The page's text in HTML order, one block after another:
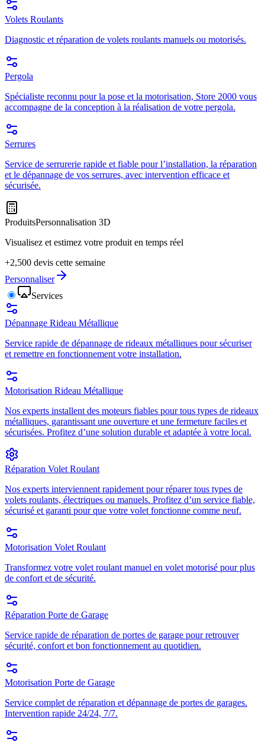
Volets Roulants
Diagnostic et réparation de volets roulants manuels ou motorisés.
Pergola
Spécialiste reconnu pour la pose et la motorisation, Store 2000 vous
accompagne de la conception à la réalisation de votre pergola.
Serrures
Service de serrurerie rapide et fiable pour l’installation, la réparation
et le dépannage de vos serrures, avec intervention efficace et
sécurisée.
ProduitsPersonnalisation 3D
Visualisez et estimez votre produit en temps réel
+2,500 devis cette semaine
Personnaliser
Services
Dépannage Rideau Métallique
Service rapide de dépannage de rideaux métalliques pour sécuriser
et remettre en fonctionnement votre installation.
Motorisation Rideau Métallique
Nos experts installent des moteurs fiables pour tous types de rideaux
métalliques, garantissant une ouverture et une fermeture faciles et
sécurisées. Profitez d’une solution durable et adaptée à votre local.
Réparation Volet Roulant
Nos experts interviennent rapidement pour réparer tous types de
volets roulants, électriques ou manuels. Profitez d’un service fiable,
sécurisé et garanti pour que votre volet fonctionne comme neuf.
Motorisation Volet Roulant
Transformez votre volet roulant manuel en volet motorisé pour plus
de confort et de sécurité.
Réparation Porte de Garage
Service rapide de réparation de portes de garage pour retrouver
sécurité, confort et bon fonctionnement au quotidien.
Motorisation Porte de Garage
Service complet de réparation et dépannage de portes de garages.
Intervention rapide 24/24, 7/7.